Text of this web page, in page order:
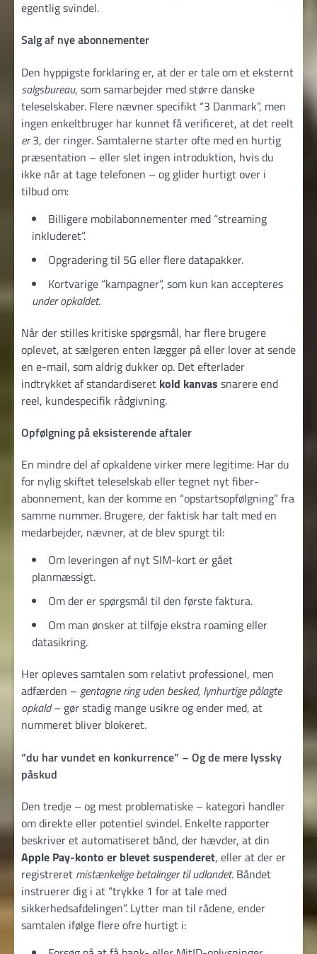
egentlig svindel.
Salg af nye abonnementer
Den hyppigste forklaring er, at der er tale om et eksternt
salgs­bureau, som samarbejder med større danske
teleselskaber. Flere nævner specifikt “3 Danmark”, men
ingen enkeltbruger har kunnet få verificeret, at det reelt
er3, der ringer. Samtalerne starter ofte med en hurtig
præsentation – eller slet ingen introduktion, hvis du
ikke når at tage telefonen – og glider hurtigt over i
tilbud om:
Billigere mobil­abonnementer med “streaming
inkluderet”.
Opgradering til 5G eller flere datapakker.
Kortvarige “kampagner”, som kun kan accepteres
under opkaldet.
Når der stilles kritiske spørgsmål, har flere brugere
oplevet, at sælgeren enten lægger på eller lover at sende
en e-mail, som aldrig dukker op. Det efterlader
indtrykket af standardiseret kold kanvas snarere end
reel, kundespecifik rådgivning.
Opfølgning på eksisterende aftaler
En mindre del af opkaldene virker mere legitime: Har du
for nylig skiftet teleselskab eller tegnet nyt fiber­
abonnement, kan der komme en “opstarts­opfølgning” fra
samme nummer. Brugere, der faktisk har talt med en
medarbejder, nævner, at de blev spurgt til:
Om leveringen af nyt SIM-kort er gået
planmæssigt.
Om der er spørgsmål til den første faktura.
Om man ønsker at tilføje ekstra roaming eller
datasikring.
Her opleves samtalen som relativt professionel, men
adfærden – gentagne ring uden besked, lynhurtige pålagte
opkald– gør stadig mange usikre og ender med, at
nummeret bliver blokeret.
“du har vundet en konkurrence” – Og de mere lyssky
påskud
Den tredje – og mest problematiske – kategori handler
om direkte eller potentiel svindel. Enkelte rapporter
beskriver et automatiseret bånd, der hævder, at din
Apple Pay-konto er blevet suspenderet, eller at der er
registreret mistænkelige betalinger til udlandet. Båndet
instruerer dig i at “trykke 1 for at tale med
sikkerhedsafdelingen”. Lytter man til rådene, ender
samtalen ifølge flere ofre hurtigt i: